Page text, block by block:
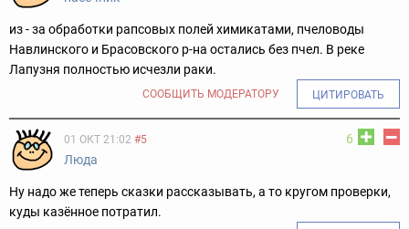
из - за обработки рапсовых полей химикатами, пчеловоды
Навлинского и Брасовского р-на остались без пчел. В реке
Лапузня полностью исчезли раки.
СООБЩИТЬ МОДЕРАТОРУ ЦИТИРОВАТЬ
6
01 ОКТ 21:02 #5
Люда
Ну надо же теперь сказки рассказывать, а то кругом проверки,
куды казённое потратил.